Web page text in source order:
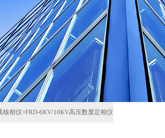
核相仪>FRD-6KV/10KV高压数显定相仪